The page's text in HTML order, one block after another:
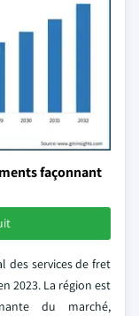
façonnant
des services de fret
2023. La région est
du marché,